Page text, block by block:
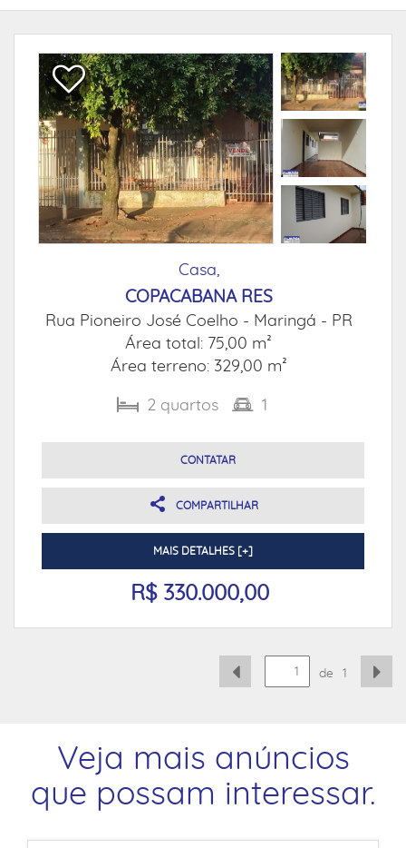
Casa,
COPACABANA RES
Rua Pioneiro José Coelho - Maringá - PR
Área total: 75,00 m²
Área terreno: 329,00 m²
2 quartos 1
CONTATAR
COMPARTILHAR
MAIS DETALHES [+]
R$ 330.000,00
de 1
Veja mais anúncios
que possam interessar.